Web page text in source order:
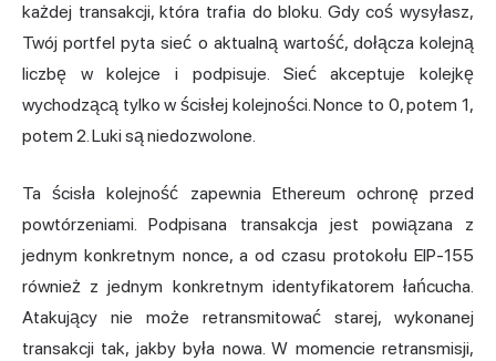
każdej transakcji, która trafia do bloku. Gdy coś wysyłasz,
Twój portfel pyta sieć o aktualną wartość, dołącza kolejną
liczbę w kolejce i podpisuje. Sieć akceptuje kolejkę
wychodzącą tylko w ścisłej kolejności. Nonce to 0, potem 1,
potem 2. Luki są niedozwolone.
Ta ścisła kolejność zapewnia Ethereum ochronę przed
powtórzeniami. Podpisana transakcja jest powiązana z
jednym konkretnym nonce, a od czasu protokołu EIP-155
również z jednym konkretnym identyfikatorem łańcucha.
Atakujący nie może retransmitować starej, wykonanej
transakcji tak, jakby była nowa. W momencie retransmisji,